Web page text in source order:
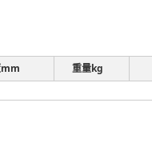
mm 重量kg